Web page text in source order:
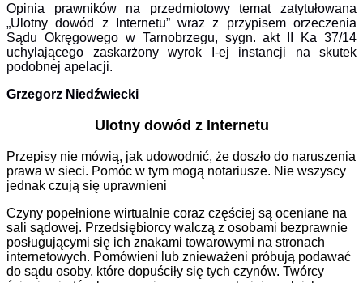
Opinia prawników na przedmiotowy temat zatytułowana
„Ulotny dowód z Internetu” wraz z przypisem orzeczenia
Sądu Okręgowego w Tarnobrzegu, sygn. akt II Ka 37/14
uchylającego zaskarżony wyrok I-ej instancji na skutek
podobnej apelacji.
Grzegorz Niedźwiecki
Ulotny dowód z Internetu
Przepisy nie mówią, jak udowodnić, że doszło do naruszenia
prawa w sieci. Pomóc w tym mogą notariusze. Nie wszyscy
jednak czują się uprawnieni
Czyny popełnione wirtualnie coraz częściej są oceniane na
sali sądowej. Przedsiębiorcy walczą z osobami bezprawnie
posługującymi się ich znakami towarowymi na stronach
internetowych. Pomówieni lub znieważeni próbują podawać
do sądu osoby, które dopuściły się tych czynów. Twórcy